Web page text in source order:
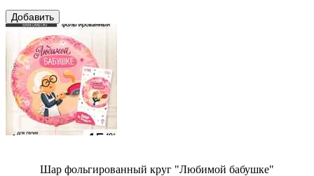
Шар фольгированный круг "Любимой бабушке"